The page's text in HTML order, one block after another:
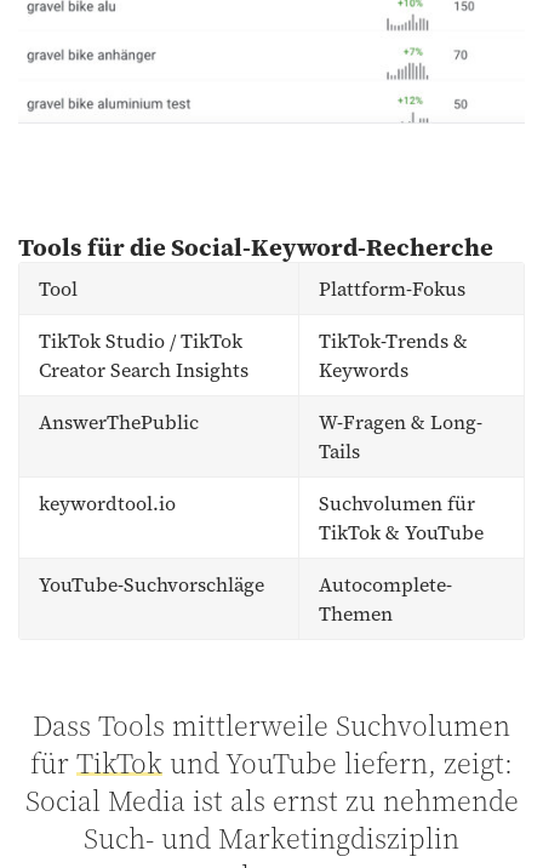
Tools für die Social-Keyword-Recherche
Tool
Plattform-Fokus
TikTok Studio / TikTok
Creator Search Insights
TikTok-Trends &
Keywords
AnswerThePublic
W-Fragen & Long-
Tails
keywordtool.io
Suchvolumen für
TikTok & YouTube
YouTube-Suchvorschläge
Autocomplete-
Themen
Dass Tools mittlerweile Suchvolumen
fürTikTokund YouTube liefern, zeigt:
Social Media ist als ernst zu nehmende
Such- und Marketingdisziplin